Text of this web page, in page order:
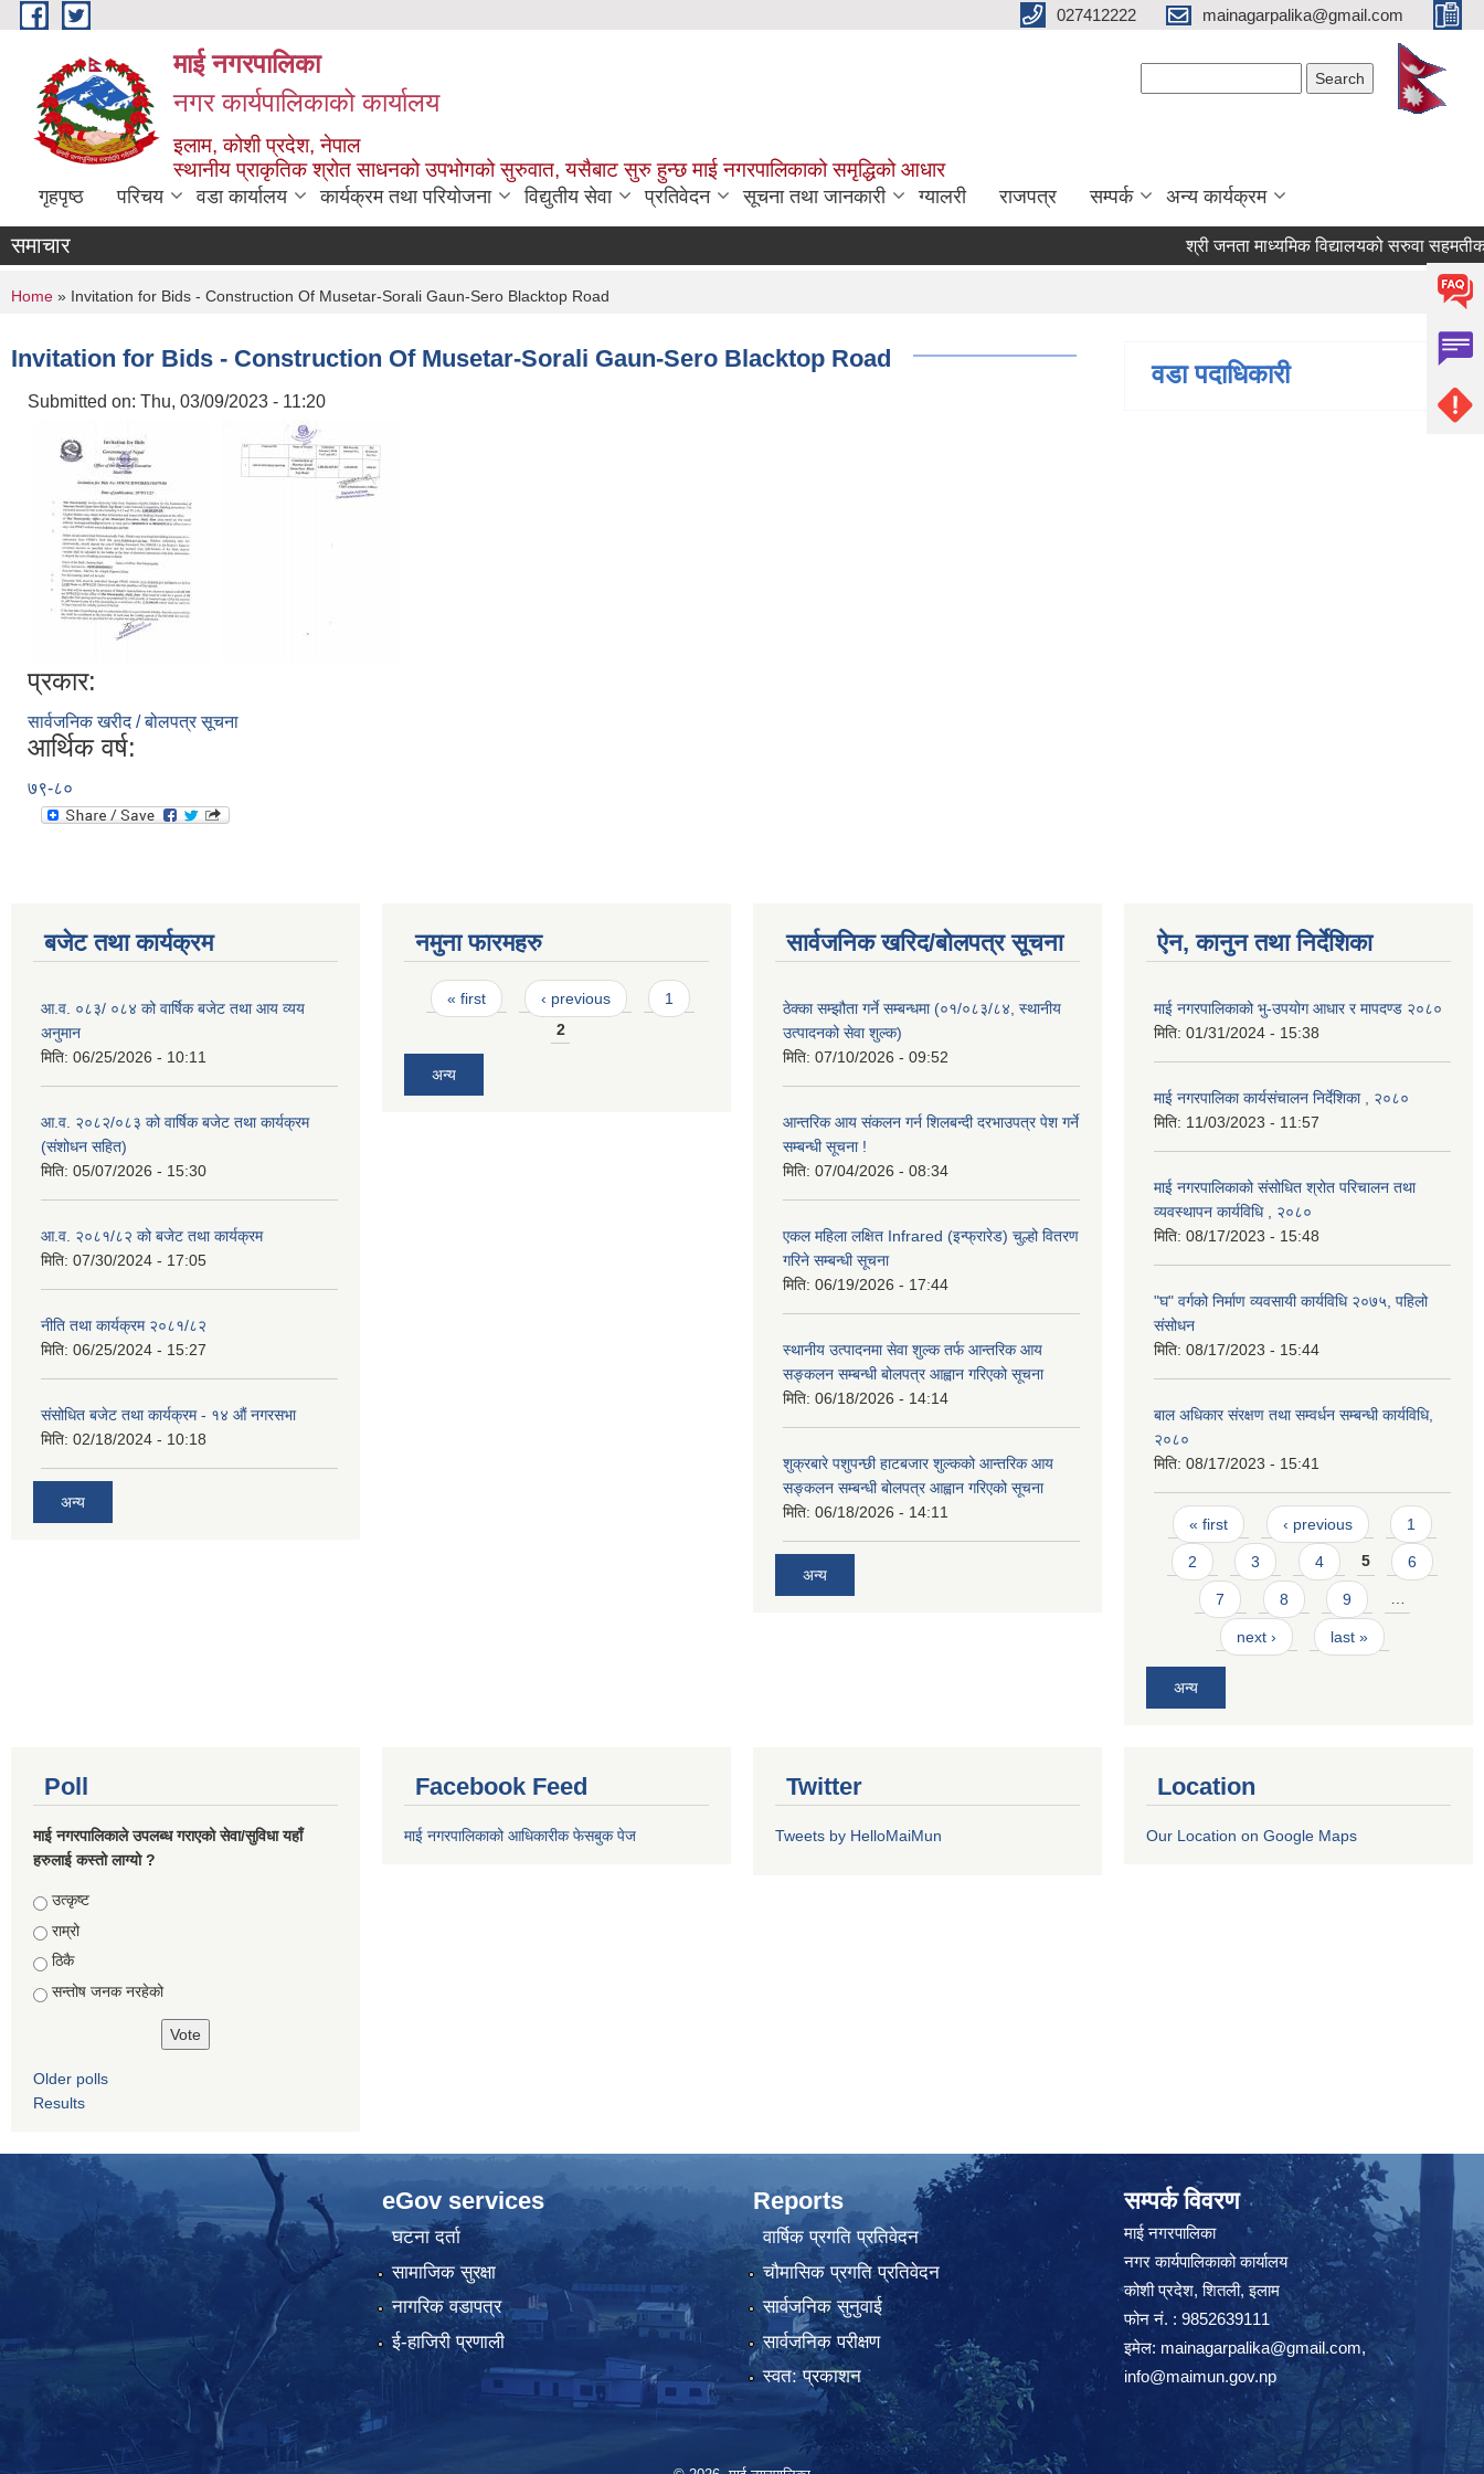
Skip to main content 027412222 mainagarpalika@gmail.com
माई नगरपालिका
नगर कार्यपालिकाको कार्यालय
इलाम, कोशी प्रदेश, नेपाल
स्थानीय प्राकृतिक श्रोत साधनको उपभोगको सुरुवात, यसैबाट सुरु हुन्छ माई नगरपालिकाको समृद्धिको आधार
गृहपृष्ठ परिचय वडा कार्यालय कार्यक्रम तथा परियोजना विद्युतीय सेवा प्रतिवेदन सूचना तथा जानकारी ग्यालरी राजपत्र सम्पर्क अन्य कार्यक्रम
समाचार श्री जनता माध्यमिक विद्यालयको सरुवा सहमतीका
You are here
Home » Invitation for Bids - Construction Of Musetar-Sorali Gaun-Sero Blacktop Road
Invitation for Bids - Construction Of Musetar-Sorali Gaun-Sero Blacktop Road
Submitted on: Thu, 03/09/2023 - 11:20
प्रकार:
सार्वजनिक खरीद / बोलपत्र सूचना
आर्थिक वर्ष:
७९-८०
वडा पदाधिकारी
बजेट तथा कार्यक्रम
आ.व. ०८३/ ०८४ को वार्षिक बजेट तथा आय व्यय
अनुमान
मिति: 06/25/2026 - 10:11
आ.व. २०८२/०८३ को वार्षिक बजेट तथा कार्यक्रम
(संशोधन सहित)
मिति: 05/07/2026 - 15:30
आ.व. २०८१/८२ को बजेट तथा कार्यक्रम
मिति: 07/30/2024 - 17:05
नीति तथा कार्यक्रम २०८१/८२
मिति: 06/25/2024 - 15:27
संसोधित बजेट तथा कार्यक्रम - १४ औं नगरसभा
मिति: 02/18/2024 - 10:18
अन्य
नमुना फारमहरु
Pages
« first ‹ previous
1
2
अन्य
सार्वजनिक खरिद/बोलपत्र सूचना
ठेक्का सम्झौता गर्ने सम्बन्धमा (०१/०८३/८४, स्थानीय
उत्पादनको सेवा शुल्क)
मिति: 07/10/2026 - 09:52
आन्तरिक आय संकलन गर्न शिलबन्दी दरभाउपत्र पेश गर्ने
सम्बन्धी सूचना !
मिति: 07/04/2026 - 08:34
एकल महिला लक्षित Infrared (इन्फ्रारेड) चुल्हो वितरण
गरिने सम्बन्धी सूचना
मिति: 06/19/2026 - 17:44
स्थानीय उत्पादनमा सेवा शुल्क तर्फ आन्तरिक आय
सङ्कलन सम्बन्धी बोलपत्र आह्वान गरिएको सूचना
मिति: 06/18/2026 - 14:14
शुक्रबारे पशुपन्छी हाटबजार शुल्कको आन्तरिक आय
सङ्कलन सम्बन्धी बोलपत्र आह्वान गरिएको सूचना
मिति: 06/18/2026 - 14:11
अन्य
ऐन, कानुन तथा निर्देशिका
माई नगरपालिकाको भु-उपयोग आधार र मापदण्ड २०८०
मिति: 01/31/2024 - 15:38
माई नगरपालिका कार्यसंचालन निर्देशिका , २०८०
मिति: 11/03/2023 - 11:57
माई नगरपालिकाको संसोधित श्रोत परिचालन तथा
व्यवस्थापन कार्यविधि , २०८०
मिति: 08/17/2023 - 15:48
"घ" वर्गको निर्माण व्यवसायी कार्यविधि २०७५, पहिलो
संसोधन
मिति: 08/17/2023 - 15:44
बाल अधिकार संरक्षण तथा सम्वर्धन सम्बन्धी कार्यविधि,
२०८०
मिति: 08/17/2023 - 15:41
Pages
« first ‹ previous 1
2 3 4 5 6
7 8 9 …
next › last »
अन्य
Poll
माई नगरपालिकाले उपलब्ध गराएको सेवा/सुविधा यहाँ
हरुलाई कस्तो लाग्यो ?
Choices
उत्कृष्ट
राम्रो
ठिकै
सन्तोष जनक नरहेको
Older polls
Results
Facebook Feed
माई नगरपालिकाको आधिकारीक फेसबुक पेज
Twitter
Tweets by HelloMaiMun
Location
Our Location on Google Maps
eGov services
घटना दर्ता
सामाजिक सुरक्षा
नागरिक वडापत्र
ई-हाजिरी प्रणाली
Reports
वार्षिक प्रगति प्रतिवेदन
चौमासिक प्रगति प्रतिवेदन
सार्वजनिक सुनुवाई
सार्वजनिक परीक्षण
स्वत: प्रकाशन
सम्पर्क विवरण
माई नगरपालिका
नगर कार्यपालिकाको कार्यालय
कोशी प्रदेश, शितली, इलाम
फोन नं. : 9852639111
इमेल: mainagarpalika@gmail.com,
info@maimun.gov.np